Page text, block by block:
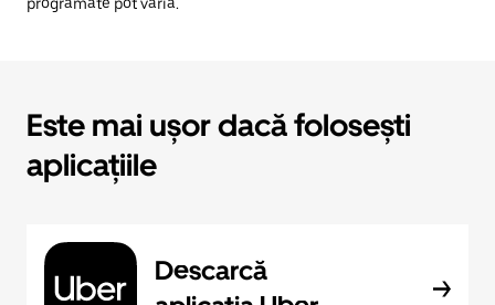
Este mai ușor dacă folosești
aplicațiile
Descarcă